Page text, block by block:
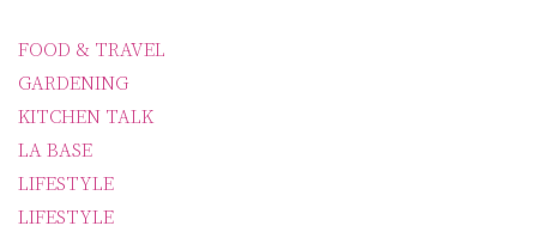
FOOD & TRAVEL
GARDENING
KITCHEN TALK
LA BASE
LIFESTYLE
LIFESTYLE